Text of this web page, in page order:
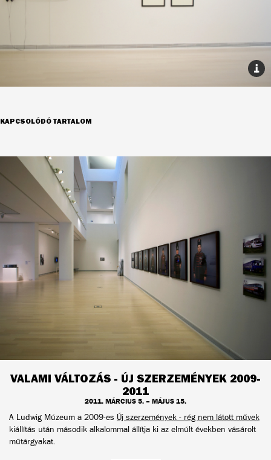
KAPCSOLÓDÓ TARTALOM
VALAMI VÁLTOZÁS - ÚJ SZERZEMÉNYEK 2009-
2011
2011. MÁRCIUS 5. – MÁJUS 15.
A Ludwig Múzeum a 2009-es Új szerzemények - rég nem látott művek
kiállítás után második alkalommal állítja ki az elmúlt években vásárolt
műtárgyakat.